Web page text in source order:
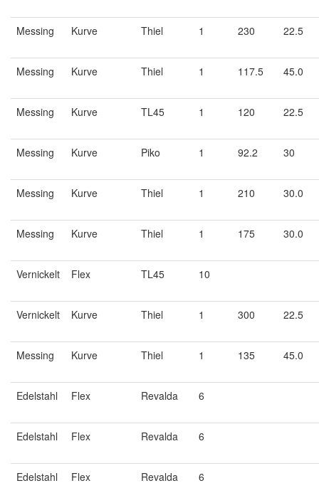
Messing Kurve Thiel 1 230 22.5
Messing Kurve Thiel 1 117.5 45.0
Messing Kurve TL45 1 120 22.5
Messing Kurve Piko 1 92.2 30
Messing Kurve Thiel 1 210 30.0
Messing Kurve Thiel 1 175 30.0
Vernickelt Flex TL45 10
Vernickelt Kurve Thiel 1 300 22.5
Messing Kurve Thiel 1 135 45.0
Edelstahl Flex Revalda 6
Edelstahl Flex Revalda 6
Edelstahl Flex Revalda 6